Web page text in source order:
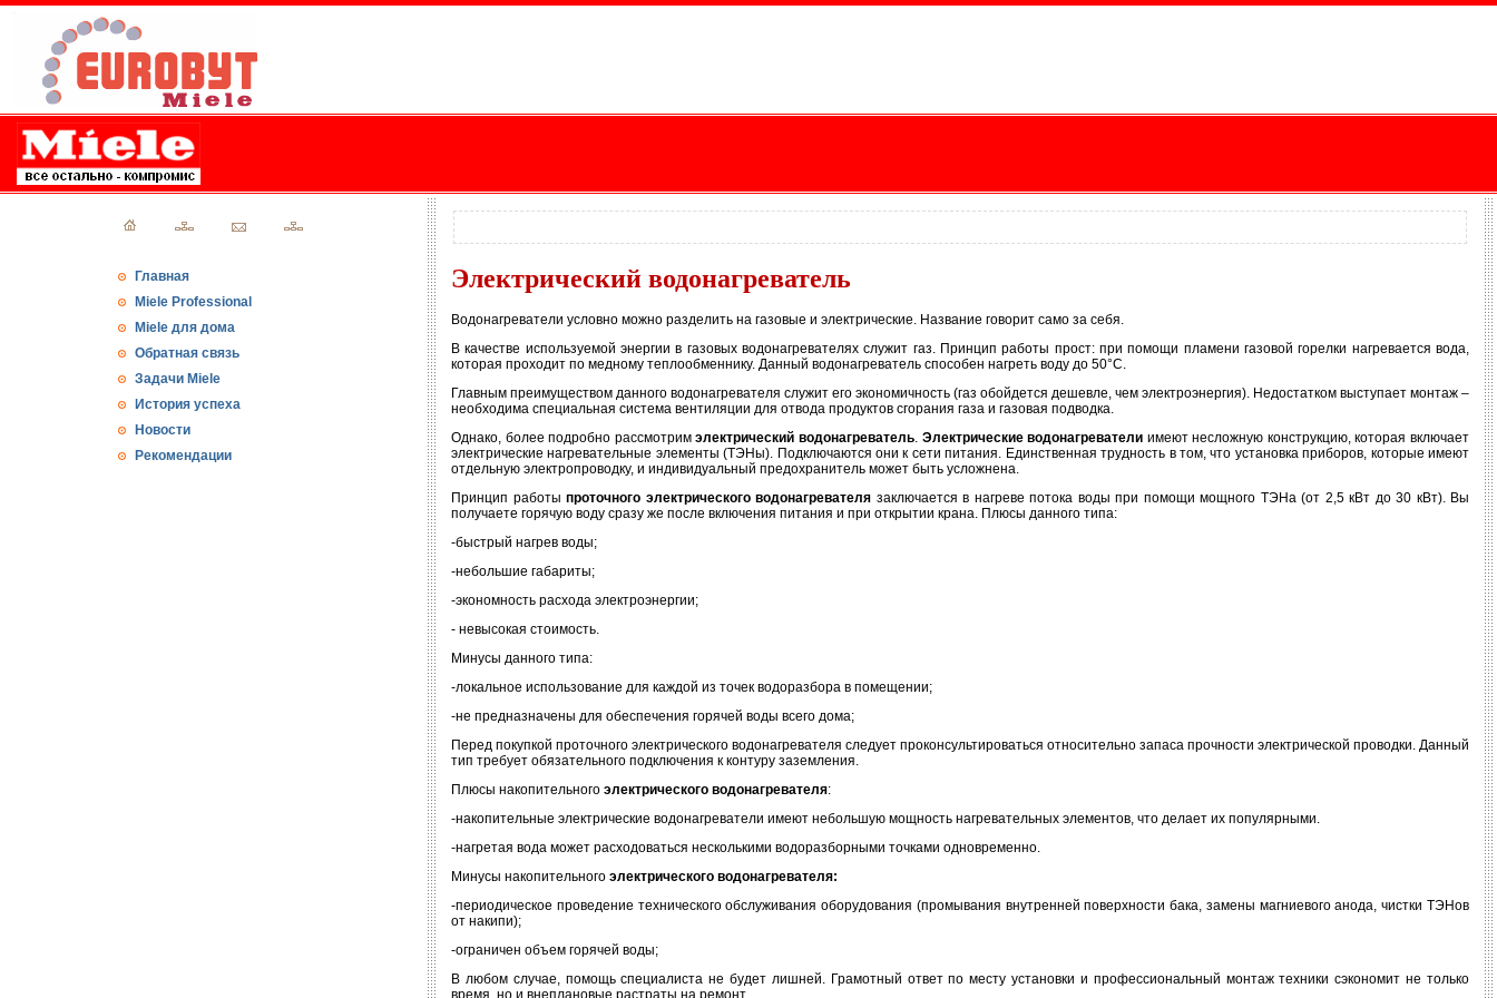
Главная
Miele Professional
Miele для дома
Обратная связь
Задачи Miele
История успеха
Новости
Рекомендации
Электрический водонагреватель
Водонагреватели условно можно разделить на газовые и электрические. Название говорит само за себя.
В качестве используемой энергии в газовых водонагревателях служит газ. Принцип работы прост: при помощи пламени газовой горелки нагревается вода,
которая проходит по медному теплообменнику. Данный водонагреватель способен нагреть воду до 50°С.
Главным преимуществом данного водонагревателя служит его экономичность (газ обойдется дешевле, чем электроэнергия). Недостатком выступает монтаж –
необходима специальная система вентиляции для отвода продуктов сгорания газа и газовая подводка.
Однако, более подробно рассмотримэлектрический водонагреватель. Электрические водонагреватели имеют несложную конструкцию, которая включает
электрические нагревательные элементы (ТЭНы). Подключаются они к сети питания. Единственная трудность в том, что установка приборов, которые имеют
отдельную электропроводку, и индивидуальный предохранитель может быть усложнена.
Принцип работы проточного электрического водонагревателя заключается в нагреве потока воды при помощи мощного ТЭНа (от 2,5 кВт до 30 кВт). Вы
получаете горячую воду сразу же после включения питания и при открытии крана. Плюсы данного типа:
-быстрый нагрев воды;
-небольшие габариты;
-экономность расхода электроэнергии;
- невысокая стоимость.
Минусы данного типа:
-локальное использование для каждой из точек водоразбора в помещении;
-не предназначены для обеспечения горячей воды всего дома;
Перед покупкой проточного электрического водонагревателя следует проконсультироваться относительно запаса прочности электрической проводки. Данный
тип требует обязательного подключения к контуру заземления.
Плюсы накопительного электрического водонагревателя:
-накопительные электрические водонагреватели имеют небольшую мощность нагревательных элементов, что делает их популярными.
-нагретая вода может расходоваться несколькими водоразборными точками одновременно.
Минусы накопительного электрического водонагревателя:
-периодическое проведение технического обслуживания оборудования (промывания внутренней поверхности бака, замены магниевого анода, чистки ТЭНов
от накипи);
-ограничен объем горячей воды;
В любом случае, помощь специалиста не будет лишней. Грамотный ответ по месту установки и профессиональный монтаж техники сэкономит не только
время, но и внеплановые растраты на ремонт.